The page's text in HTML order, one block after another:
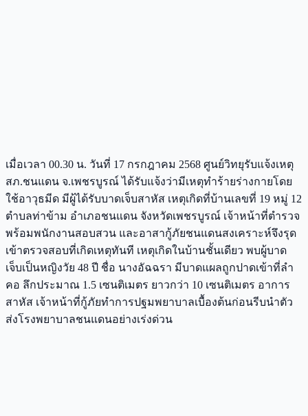
เมื่อเวลา 00.30 น. วันที่ 17 กรกฎาคม 2568 ศูนย์วิทยุรับแจ้งเหตุ
สภ.ชนแดน จ.เพชรบูรณ์ ได้รับแจ้งว่ามีเหตุทำร้ายร่างกายโดย
ใช้อาวุธมีด มีผู้ได้รับบาดเจ็บสาหัส เหตุเกิดที่บ้านเลขที่ 19 หมู่ 12
ตำบลท่าข้าม อำเภอชนแดน จังหวัดเพชรบูรณ์ เจ้าหน้าที่ตำรวจ
พร้อมพนักงานสอบสวน และอาสากู้ภัยชนแดนสงเคราะห์จึงรุด
เข้าตรวจสอบที่เกิดเหตุทันที เหตุเกิดในบ้านชั้นเดียว พบผู้บาด
เจ็บเป็นหญิงวัย 48 ปี ชื่อ นางอัฉฉรา มีบาดแผลถูกปาดเข้าที่ลำ
คอ ลึกประมาณ 1.5 เซนติเมตร ยาวกว่า 10 เซนติเมตร อาการ
สาหัส เจ้าหน้าที่กู้ภัยทำการปฐมพยาบาลเบื้องต้นก่อนรีบนำตัว
ส่งโรงพยาบาลชนแดนอย่างเร่งด่วน